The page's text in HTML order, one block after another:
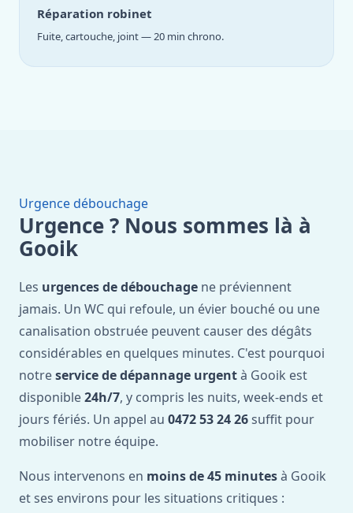
Réparation robinet
Fuite, cartouche, joint — 20 min chrono.
Urgence débouchage
Urgence ? Nous sommes là à
Gooik
Les urgences de débouchage ne préviennent
jamais. Un WC qui refoule, un évier bouché ou une
canalisation obstruée peuvent causer des dégâts
considérables en quelques minutes. C'est pourquoi
notreservice de dépannage urgentà Gooik est
disponible24h/7, y compris les nuits, week-ends et
jours fériés. Un appel au 0472 53 24 26 suffit pour
mobiliser notre équipe.
Nous intervenons en moins de 45 minutesà Gooik
et ses environs pour les situations critiques :